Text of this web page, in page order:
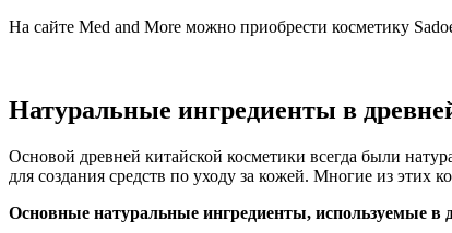
На сайте Med and More можно приобрести косметику
Натуральные ингредиенты в
Основой древней китайской косметики всегда были
для создания средств по уходу за кожей. Многие из этих
Основные натуральные ингредиенты, используемые в